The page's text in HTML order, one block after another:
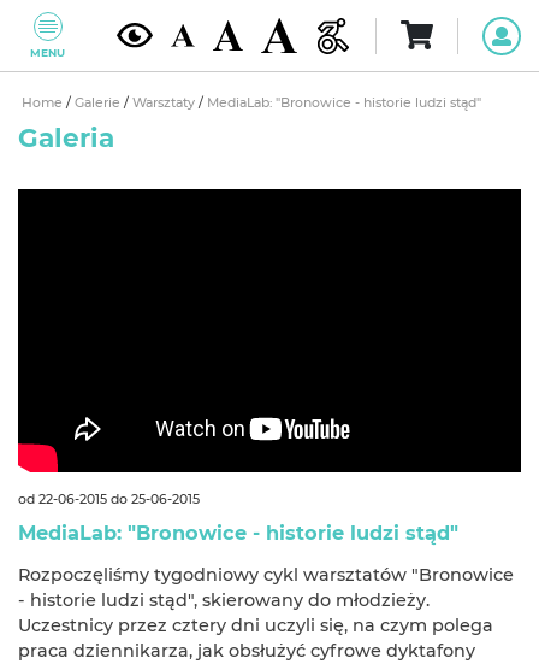
MENU
Home / Galerie / Warsztaty / MediaLab: "Bronowice - historie ludzi stąd"
Galeria
od 22-06-2015 do 25-06-2015
MediaLab: "Bronowice - historie ludzi stąd"
Rozpoczęliśmy tygodniowy cykl warsztatów "Bronowice
- historie ludzi stąd", skierowany do młodzieży.
Uczestnicy przez cztery dni uczyli się, na czym polega
praca dziennikarza, jak obsłużyć cyfrowe dyktafony